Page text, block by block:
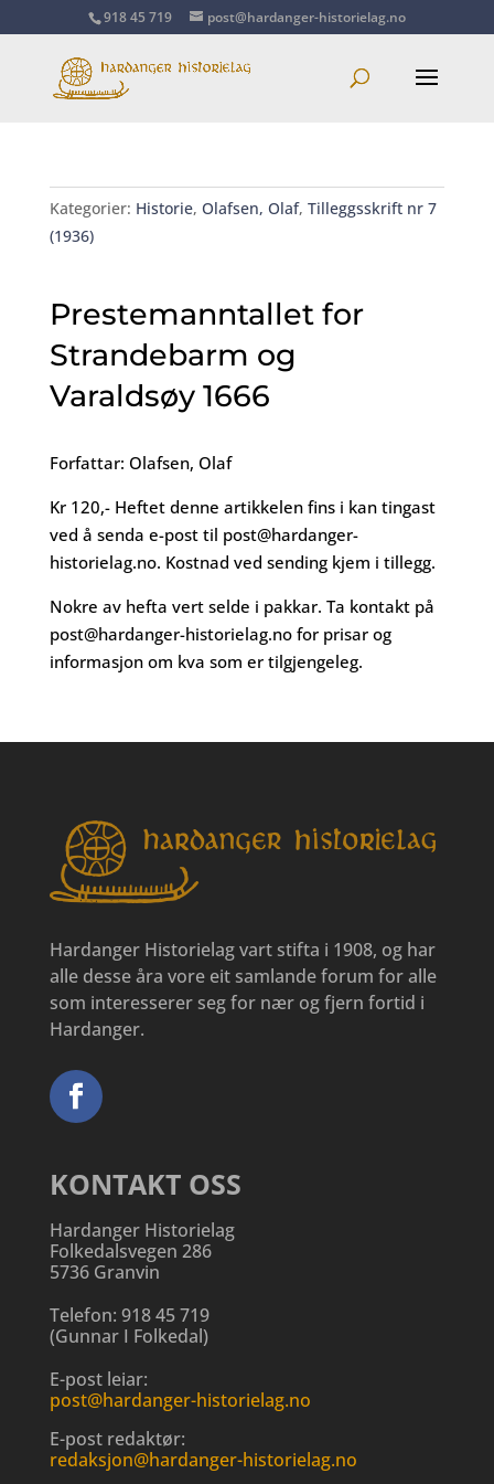
918 45 719 post@hardanger-historielag.no
Kategorier: Historie, Olafsen, Olaf, Tilleggsskrift nr 7
(1936)
Prestemanntallet for
Strandebarm og
Varaldsøy 1666
Forfattar: Olafsen, Olaf
Kr 120,- Heftet denne artikkelen fins i kan tingast
ved å senda e-post til post@hardanger-
historielag.no. Kostnad ved sending kjem i tillegg.
Nokre av hefta vert selde i pakkar. Ta kontakt på
post@hardanger-historielag.nofor prisar og
informasjon om kva som er tilgjengeleg.
Hardanger Historielag vart stifta i 1908, og har
alle desse åra vore eit samlande forum for alle
som interesserer seg for nær og fjern fortid i
Hardanger.
KONTAKT OSS
Hardanger Historielag
Folkedalsvegen 286
5736 Granvin
Telefon: 918 45 719
(Gunnar I Folkedal)
E-post leiar:
post@hardanger-historielag.no
E-post redaktør:
redaksjon@hardanger-historielag.no